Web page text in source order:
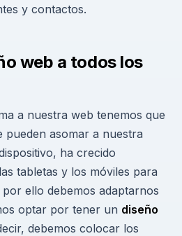
y contactos.
web a todos los
a nuestra web tenemos que
pueden asomar a nuestra
ha crecido
tabletas y los móviles para
ello debemos adaptarnos
optar por tener un diseño
debemos colocar los